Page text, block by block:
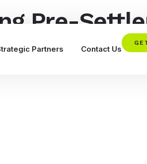
Partners Contact Us
Pre-